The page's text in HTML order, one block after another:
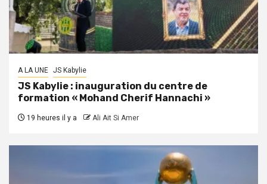
A LA UNE JS Kabylie
JS Kabylie : inauguration du centre de
formation « Mohand Cherif Hannachi »
19 heures il y a Ali Ait Si Amer